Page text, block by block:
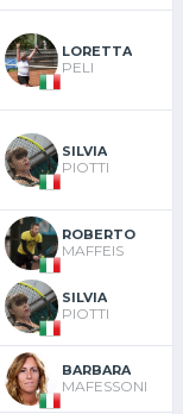
LORETTA
PELI
SILVIA
PIOTTI
ROBERTO
MAFFEIS
SILVIA
PIOTTI
BARBARA
MAFESSONI